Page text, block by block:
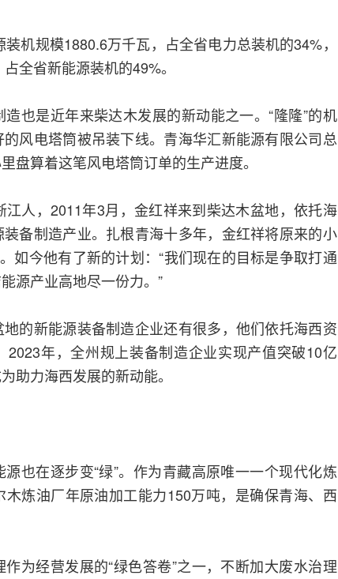
机规模1880.6万千瓦，占全省电力总装机的34%，
全省新能源装机的49%。
也是近年来柴达木发展的新动能之一。“隆隆”的机
风电塔筒被吊装下线。青海华汇新能源有限公司总
盘算着这笔风电塔筒订单的生产进度。
人，2011年3月，金红祥来到柴达木盆地，依托海
备制造产业。扎根青海十多年，金红祥将原来的小
如今他有了新的计划：“我们现在的目标是争取打通
源产业高地尽一份力。”
的新能源装备制造企业还有很多，他们依托海西资
2023年，全州规上装备制造企业实现产值突破10亿
助力海西发展的新动能。
也在逐步变“绿”。作为青藏高原唯一一个现代化炼
炼油厂年原油加工能力150万吨，是确保青海、西
为经营发展的“绿色答卷”之一，不断加大废水治理